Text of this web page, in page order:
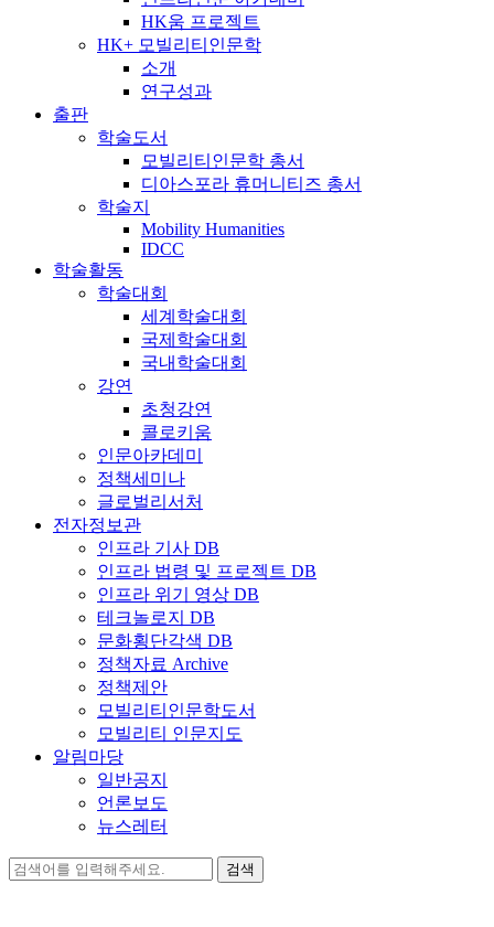
HK움 프로젝트
HK+ 모빌리티인문학
소개
연구성과
출판
학술도서
모빌리티인문학 총서
디아스포라 휴머니티즈 총서
학술지
Mobility Humanities
IDCC
학술활동
학술대회
세계학술대회
국제학술대회
국내학술대회
강연
초청강연
콜로키움
인문아카데미
정책세미나
글로벌리서처
전자정보관
인프라 기사 DB
인프라 법령 및 프로젝트 DB
인프라 위기 영상 DB
테크놀로지 DB
문화횡단각색 DB
정책자료 Archive
정책제안
모빌리티인문학도서
모빌리티 인문지도
알림마당
일반공지
언론보도
뉴스레터
검